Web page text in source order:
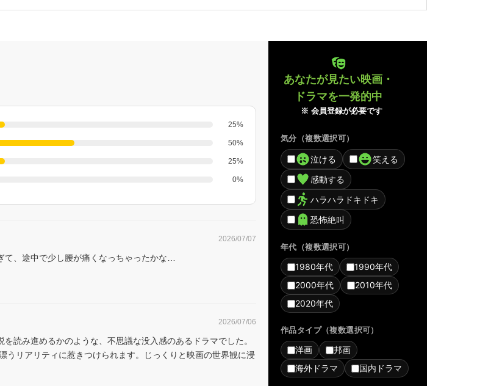
25%
50%
25%
0%
2026/07/07
、途中で少し腰が痛くなっちゃったかな…
2026/07/06
読み進めるかのような、不思議な没入感のあるドラマでした。
うリアリティに惹きつけられます。じっくりと映画の世界観に浸
あなたが見たい映画・
ドラマを一発的中
※ 会員登録が必要です
気分（複数選択可）
泣ける
笑える
感動する
ハラハラドキドキ
恐怖絶叫
年代（複数選択可）
1980年代
1990年代
2000年代
2010年代
2020年代
作品タイプ（複数選択可）
洋画
邦画
海外ドラマ
国内ドラマ